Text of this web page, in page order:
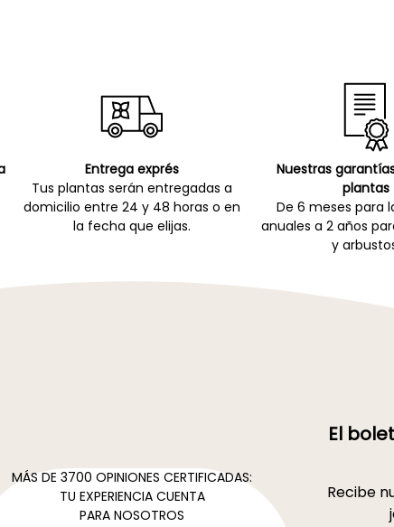
Entrega exprés
Tus plantas serán entregadas a
domicilio entre 24 y 48 horas o en
la fecha que elijas.
Nuestras
plantas
De 6 meses para
anuales a 2 años
y
MÁS DE 3700 OPINIONES CERTIFICADAS:
TU EXPERIENCIA CUENTA
PARA NOSOTROS
El
Recibe